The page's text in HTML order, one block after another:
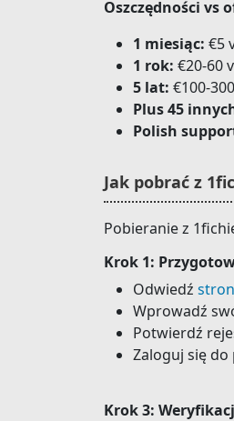
Oszczędności vs
1 miesiąc: €5
1 rok: €20-60
5 lat: €100-
Plus 45
Polish
Jak pobrać z
Pobieranie z
Krok 1:
Odwiedź
Wprowadź
Potwierdź
Zaloguj się
Krok 3: